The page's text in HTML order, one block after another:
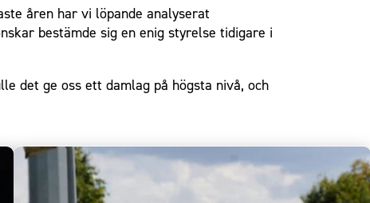
åren har vi löpande analyserat
bestämde sig en enig styrelse tidigare i
det ge oss ett damlag på högsta nivå, och